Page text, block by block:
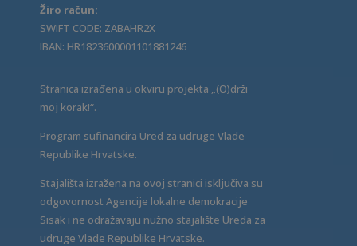
Žiro račun:
SWIFT CODE: ZABAHR2X
IBAN: HR1823600001101881246
Stranica izrađena u okviru projekta „(O)drži
moj korak!“.
Program sufinancira Ured za udruge Vlade
Republike Hrvatske.
Stajališta izražena na ovoj stranici isključiva su
odgovornost Agencije lokalne demokracije
Sisak i ne odražavaju nužno stajalište Ureda za
udruge Vlade Republike Hrvatske.